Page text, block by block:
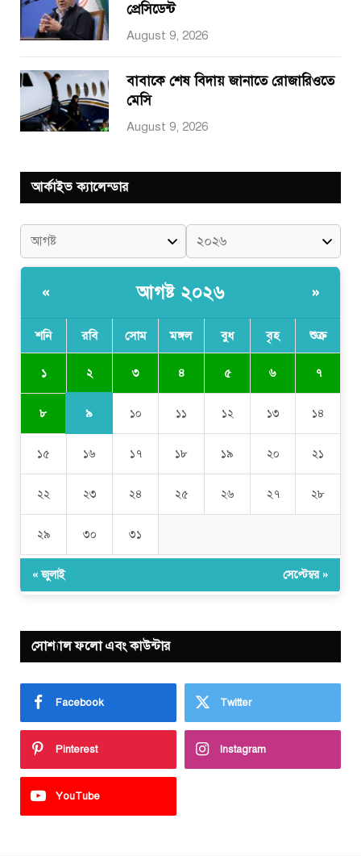
প্রেসিডেন্ট
August 9, 2026
বাবাকে শেষ বিদায় জানাতে রোজারিওতে
মেসি
August 9, 2026
আর্কাইভ ক্যালেন্ডার
« আগষ্ট ২০২৬ »
শনি রবি সোম মঙ্গল বুধ বৃহ শুক্র
১ ২ ৩ ৪ ৫ ৬ ৭
৮ ৯ ১০ ১১ ১২ ১৩ ১৪
১৫ ১৬ ১৭ ১৮ ১৯ ২০ ২১
২২ ২৩ ২৪ ২৫ ২৬ ২৭ ২৮
২৯ ৩০ ৩১
« জুলাই সেপ্টেম্বর »
সোশ্যাল ফলো এবং কাউন্টার
Facebook Twitter
Pinterest Instagram
YouTube